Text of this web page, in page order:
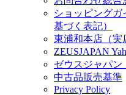
ショッピングガ
基づく表記）
東浦和本店（実
ZEUSJAPAN
ゼウスジャパン
中古品販売基準
Privacy Policy